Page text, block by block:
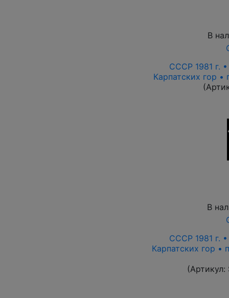
В
СССР 1981 г.
Карпатских гор •
В
СССР 1981 г.
Карпатских гор •
(Артикул: